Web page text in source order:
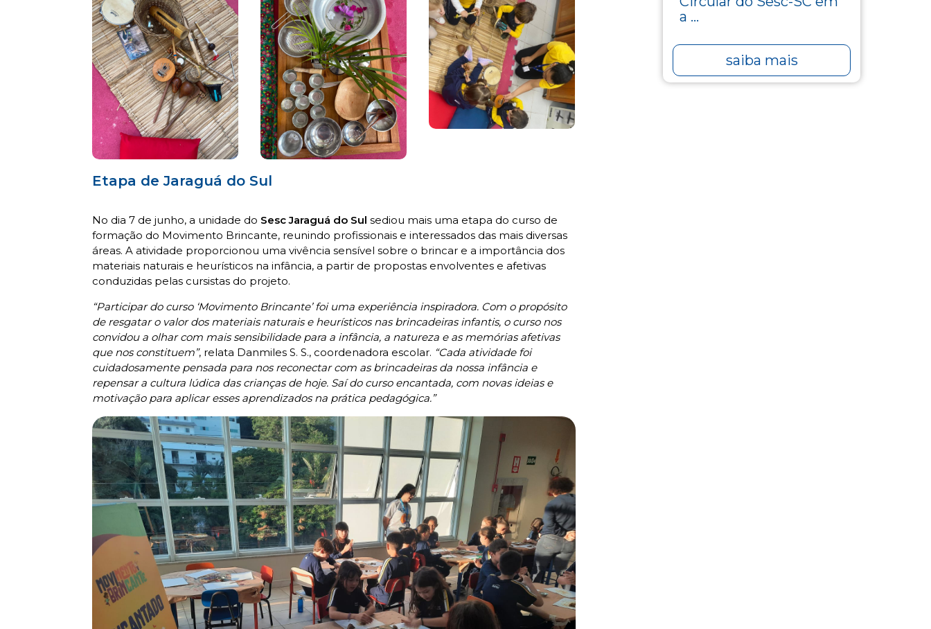
Etapa de Jaraguá do Sul
No dia 7 de junho, a unidade do Sesc Jaraguá do Sul sediou mais uma etapa do curso de
formação do Movimento Brincante, reunindo profissionais e interessados das mais diversas
áreas. A atividade proporcionou uma vivência sensível sobre o brincar e a importância dos
materiais naturais e heurísticos na infância, a partir de propostas envolventes e afetivas
conduzidas pelas cursistas do projeto.
“Participar do curso ‘Movimento Brincante’ foi uma experiência inspiradora. Com o propósito
de resgatar o valor dos materiais naturais e heurísticos nas brincadeiras infantis, o curso nos
convidou a olhar com mais sensibilidade para a infância, a natureza e as memórias afetivas
que nos constituem”, relata Danmiles S. S., coordenadora escolar. “Cada atividade foi
cuidadosamente pensada para nos reconectar com as brincadeiras da nossa infância e
repensar a cultura lúdica das crianças de hoje. Saí do curso encantada, com novas ideias e
motivação para aplicar esses aprendizados na prática pedagógica.”
a ...
saiba mais